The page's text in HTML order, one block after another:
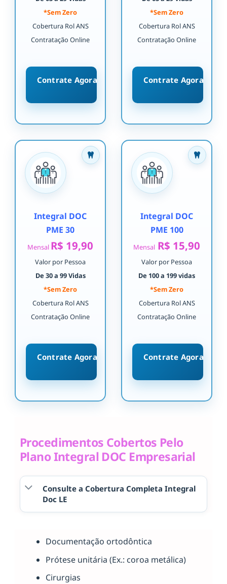
*Sem Zero
Cobertura Rol ANS
Contratação Online
Contrate Agora
*Sem Zero
Cobertura Rol ANS
Contratação Online
Contrate Agora
Integral DOC
PME 30
Mensal R$ 19,90
Valor por Pessoa
De 30 a 99 Vidas
*Sem Zero
Cobertura Rol ANS
Contratação Online
Contrate Agora
Integral DOC
PME 100
Mensal R$ 15,90
Valor por Pessoa
De 100 a 199 vidas
*Sem Zero
Cobertura Rol ANS
Contratação Online
Contrate Agora
Procedimentos Cobertos Pelo
Plano Integral DOC Empresarial
Consulte a Cobertura Completa Integral
Doc LE
Documentação ortodôntica
Prótese unitária (Ex.: coroa metálica)
Cirurgias